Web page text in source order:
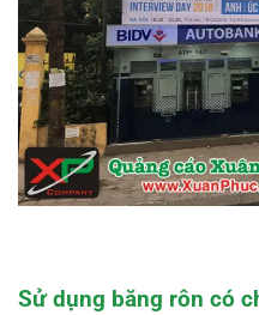
Sử dụng băng rôn có